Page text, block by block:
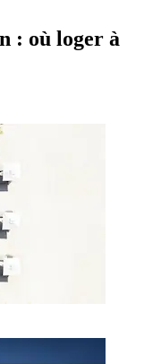
: où loger à